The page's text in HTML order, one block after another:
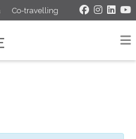
Co-travelling